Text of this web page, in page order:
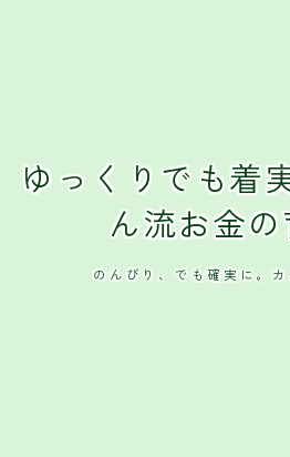
ゆっくりでも着
ん流お金
のんびり、でも確実に。